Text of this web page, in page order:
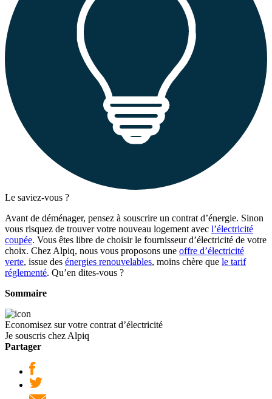
Le saviez-vous ?
Avant de déménager, pensez à souscrire un contrat d’énergie. Sinon
vous risquez de trouver votre nouveau logement avec l’électricité
coupée. Vous êtes libre de choisir le fournisseur d’électricité de votre
choix. Chez Alpiq, nous vous proposons une offre d’électricité
verte, issue des énergies renouvelables, moins chère que le tarif
réglementé. Qu’en dites-vous ?
Sommaire
Economisez sur votre contrat d’électricité
Je souscris chez Alpiq
Partager